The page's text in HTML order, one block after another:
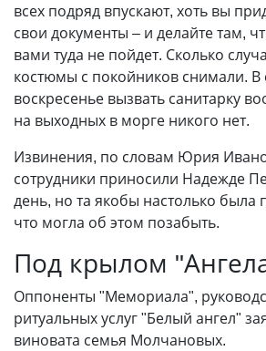
всех подряд впускают, хоть вы
свои документы – и делайте там,
вами туда не пойдет. Сколько
костюмы с покойников снимали. В
воскресенье вызвать санитарку
на выходных в морге никого нет.
Извинения, по словам Юрия
сотрудники приносили Надежде
день, но та якобы настолько была
что могла об этом позабыть.
Под крылом
Оппоненты "Мемориала",
ритуальных услуг "Белый ангел"
виновата семья Молчановых.